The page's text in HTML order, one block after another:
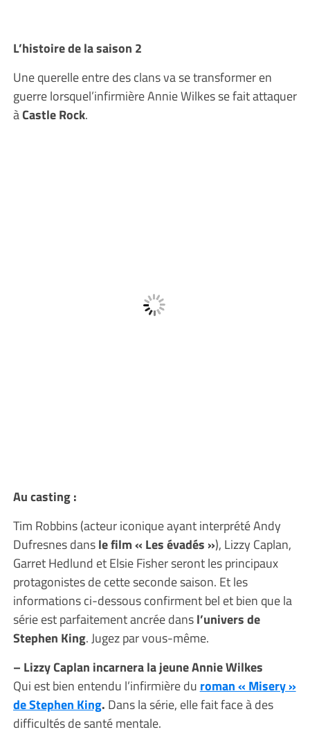
L’histoire de la saison 2
Une querelle entre des clans va se transformer en
guerre lorsquel’infirmière Annie Wilkes se fait attaquer
àCastle Rock.
Au casting :
Tim Robbins (acteur iconique ayant interprété Andy
Dufresnes dansle film « Les évadés »), Lizzy Caplan,
Garret Hedlund et Elsie Fisher seront les principaux
protagonistes de cette seconde saison. Et les
informations ci-dessous confirment bel et bien que la
série est parfaitement ancrée dansl’univers de
Stephen King. Jugez par vous-même.
– Lizzy Caplan incarnera la jeune Annie Wilkes
Qui est bien entendu l’infirmière du roman « Misery »
de Stephen King. Dans la série, elle fait face à des
difficultés de santé mentale.